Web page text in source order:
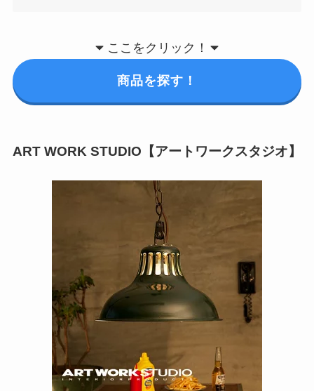
ここをクリック！
商品を探す！
ART WORK STUDIO【アートワークスタジオ】